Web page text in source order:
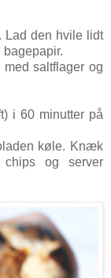
Lad den hvile lidt
saltflager og
i 60 minutter på
køle. Knæk
og server